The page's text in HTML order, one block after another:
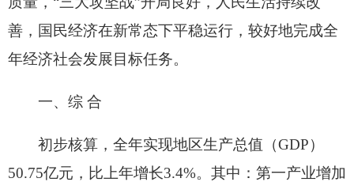
4.7%。第一产业增加值占地区生产总值的比重为
59.63%。
全年居民消费价格总指数（CPI）比上年上涨